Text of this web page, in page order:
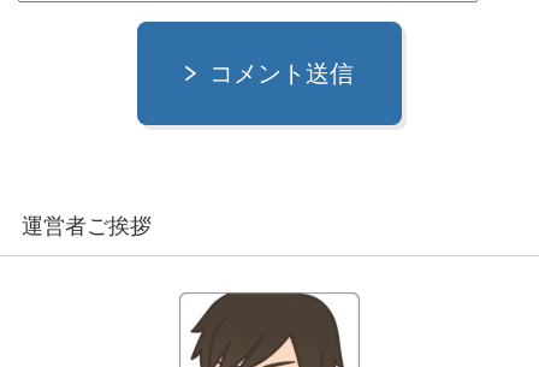
コメント送信
運営者ご挨拶